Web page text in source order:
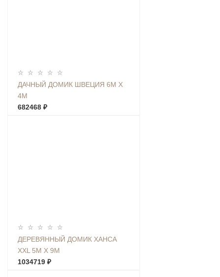
ДАЧНЫЙ ДОМИК ШВЕЦИЯ 6М Х
4М
682468 ₽
ДЕРЕВЯННЫЙ ДОМИК ХАНСА
XXL 5М Х 9М
1034719 ₽